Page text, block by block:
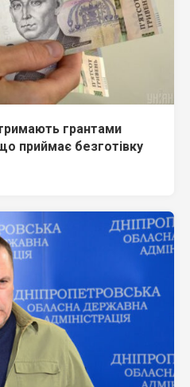
грантами
приймає безготівку